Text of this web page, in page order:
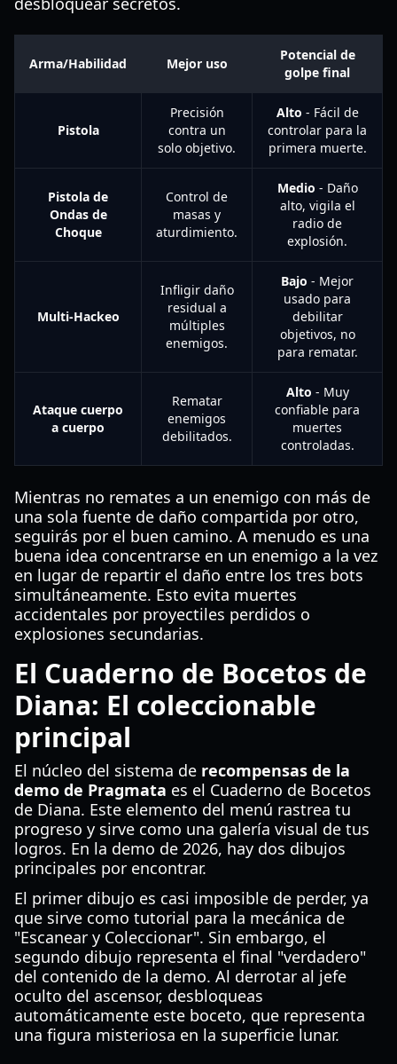
Arma/Habilidad Mejor uso
Potencial de
golpe final
Pistola
Precisión
contra un
solo objetivo.
Alto - Fácil de
controlar para la
primera muerte.
Pistola de
Ondas de
Choque
Control de
masas y
aturdimiento.
Medio - Daño
alto, vigila el
radio de
explosión.
Multi-Hackeo
Infligir daño
residual a
múltiples
enemigos.
Bajo - Mejor
usado para
debilitar
objetivos, no
para rematar.
Ataque cuerpo
a cuerpo
Rematar
enemigos
debilitados.
Alto - Muy
confiable para
muertes
controladas.
Mientras no remates a un enemigo con más de
una sola fuente de daño compartida por otro,
seguirás por el buen camino. A menudo es una
buena idea concentrarse en un enemigo a la vez
en lugar de repartir el daño entre los tres bots
simultáneamente. Esto evita muertes
accidentales por proyectiles perdidos o
explosiones secundarias.
El Cuaderno de Bocetos de
Diana: El coleccionable
principal
El núcleo del sistema de recompensas de la
demo de Pragmata es el Cuaderno de Bocetos
de Diana. Este elemento del menú rastrea tu
progreso y sirve como una galería visual de tus
logros. En la demo de 2026, hay dos dibujos
principales por encontrar.
El primer dibujo es casi imposible de perder, ya
que sirve como tutorial para la mecánica de
"Escanear y Coleccionar". Sin embargo, el
segundo dibujo representa el final "verdadero"
del contenido de la demo. Al derrotar al jefe
oculto del ascensor, desbloqueas
automáticamente este boceto, que representa
una figura misteriosa en la superficie lunar.